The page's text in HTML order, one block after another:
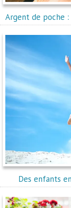
Argent de poche
Des enfants